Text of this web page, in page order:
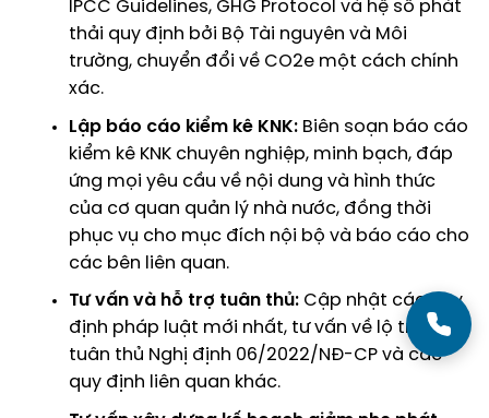
IPCC Guidelines, GHG Protocol và hệ số phát
thải quy định bởi Bộ Tài nguyên và Môi
trường, chuyển đổi về CO2e một cách chính
xác.
Lập báo cáo kiểm kê KNK: Biên soạn báo cáo
kiểm kê KNK chuyên nghiệp, minh bạch, đáp
ứng mọi yêu cầu về nội dung và hình thức
của cơ quan quản lý nhà nước, đồng thời
phục vụ cho mục đích nội bộ và báo cáo cho
các bên liên quan.
Tư vấn và hỗ trợ tuân thủ: Cập nhật các quy
định pháp luật mới nhất, tư vấn về lộ trình
tuân thủ Nghị định 06/2022/NĐ-CP và các
quy định liên quan khác.